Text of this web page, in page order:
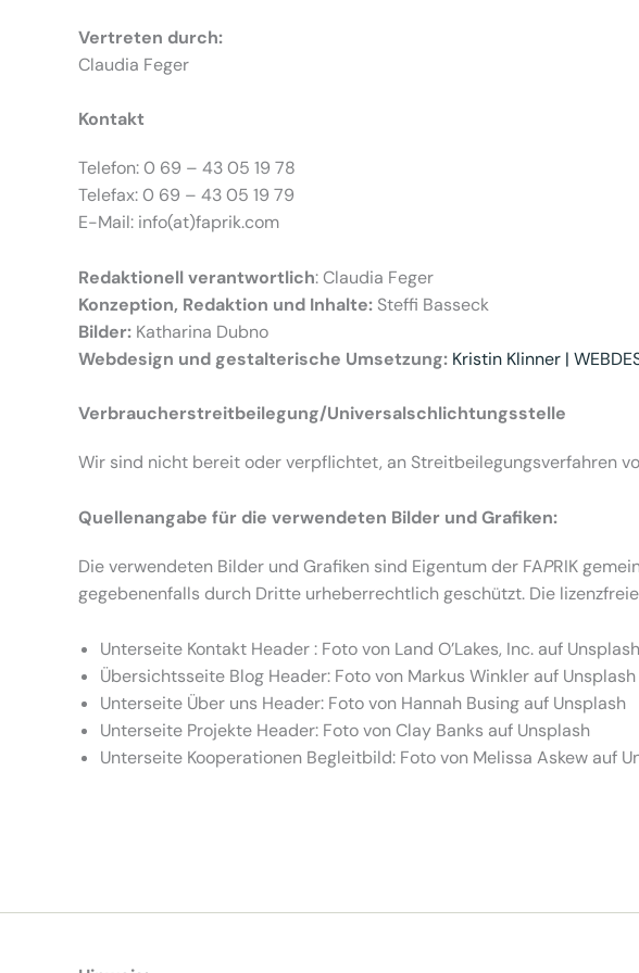
Vertreten durch:
Claudia Feger
Kontakt
Telefon: 0 69 – 43 05 19 78
Telefax: 0 69 – 43 05 19 79
E-Mail: info(at)faprik.com
Redaktionell verantwortlich: Claudia Feger
Konzeption, Redaktion und Inhalte: Steffi Basseck
Bilder: Katharina Dubno
Webdesign und gestalterische Umsetzung: Kristin Klinner |
Verbraucher­streit­beilegung/Universal­schlichtungs­stelle
Wir sind nicht bereit oder verpflichtet, an Streitbeilegungsverfahren
Quellenangabe für die verwendeten Bilder und Grafiken:
Die verwendeten Bilder und Grafiken sind Eigentum der FAPRIK
gegebenenfalls durch Dritte urheberrechtlich geschützt. Die
Unterseite Kontakt Header : Foto von Land O’Lakes, Inc. auf Unsplash
Übersichtsseite Blog Header: Foto von Markus Winkler auf Unsplash
Unterseite Über uns Header: Foto von Hannah Busing auf Unsplash
Unterseite Projekte Header: Foto von Clay Banks auf Unsplash
Unterseite Kooperationen Begleitbild: Foto von Melissa Askew auf